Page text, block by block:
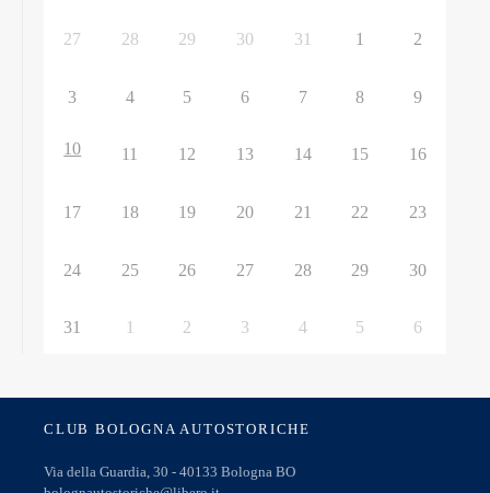
27 28 29 30 31 1 2
3 4 5 6 7 8 9
10 11 12 13 14 15 16
17 18 19 20 21 22 23
24 25 26 27 28 29 30
31 1 2 3 4 5 6
CLUB BOLOGNA AUTOSTORICHE
Via della Guardia, 30 - 40133 Bologna BO